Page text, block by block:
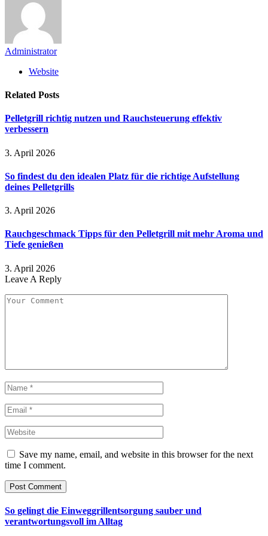
Administrator
Website
Related Posts
Pelletgrill richtig nutzen und Rauchsteuerung effektiv
verbessern
3. April 2026
So findest du den idealen Platz für die richtige Aufstellung
deines Pelletgrills
3. April 2026
Rauchgeschmack Tipps für den Pelletgrill mit mehr Aroma und
Tiefe genießen
3. April 2026
Leave A Reply
Save my name, email, and website in this browser for the next
time I comment.
So gelingt die Einweggrillentsorgung sauber und
verantwortungsvoll im Alltag